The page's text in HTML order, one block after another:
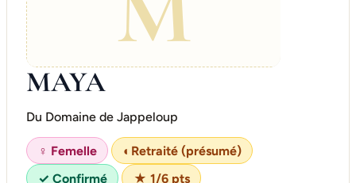
MAYA
Du Domaine de Jappeloup
♀ Femelle ◐ Retraité (présumé)
✓ Confirmé
★ 1/6 pts